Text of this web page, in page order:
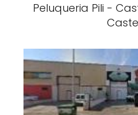
Peluqueria Pili -